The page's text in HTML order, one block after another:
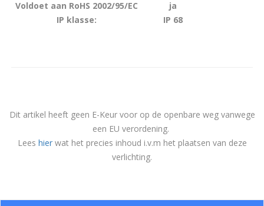
Voldoet aan RoHS 2002/95/EC
ja
IP klasse:
IP 68
Dit artikel heeft geen E-Keur voor op de openbare weg vanwege
een EU verordening.
Lees hierwat het precies inhoud i.v.m het plaatsen van deze
verlichting.